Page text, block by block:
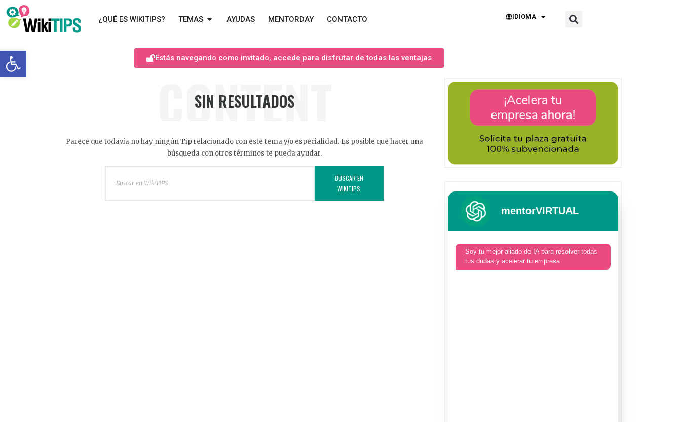
Abrir barra de herramientas
¿QUÉ ES WIKITIPS? TEMAS AYUDAS MENTORDAY CONTACTO IDIOMA
Estás navegando como invitado, accede para disfrutar de todas las ventajas
CONTENT
SIN RESULTADOS
Parece que todavía no hay ningún Tip relacionado con este tema y/o especialidad. Es posible que hacer una
búsqueda con otros términos te pueda ayudar.
BUSCAR EN
WIKITIPS
mentorVIRTUAL
Soy tu mejor aliado de IA para resolver todas
tus dudas y acelerar tu empresa